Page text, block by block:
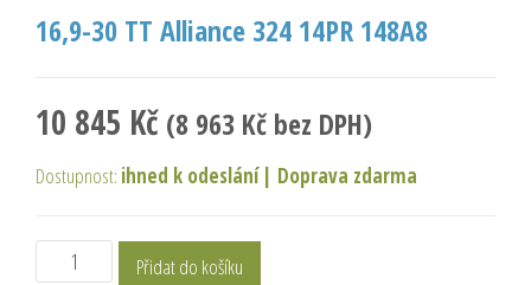
16,9-30 TT Alliance 324 14PR 148A8
10 845 Kč (8 963 Kč bez DPH)
Dostupnost: ihned k odeslání | Doprava zdarma
Přidat do košíku